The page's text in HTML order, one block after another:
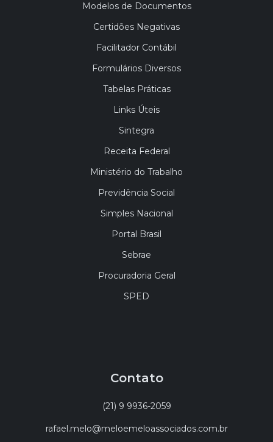
Modelos de Documentos
Certidões Negativas
Facilitador Contábil
Formulários Diversos
Tabelas Práticas
Links Úteis
Sintegra
Receita Federal
Ministério do Trabalho
Previdência Social
Simples Nacional
Portal Brasil
Sebrae
Procuradoria Geral
SPED
Contato
(21) 9 9936-2059
rafael.melo@meloemeloassociados.com.br